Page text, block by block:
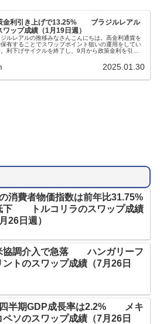
金利引き上げで13.25% ブラジルレアル
ワップ成績（1月19日週）
ジルレアルの推移みなさんこんにちは。高金利通貨を
有することでスワップポイント狙いの運用をしてい
。利下げサイクルを終了し、9月から政策金利を引き
上げを決定し、13.25%としています。全会一致の決
4会合連続の利上げとなりました。次回の利上げも
2025.01.30
消費者物価指数は前年比31.75%
下 トルコリラのスワップ成績
月26日週）
協調介入で急落 ハンガリーフ
ントのスワップ成績（7月26日
半期GDP成長率は2.2% メキ
ペソのスワップ成績（7月26日